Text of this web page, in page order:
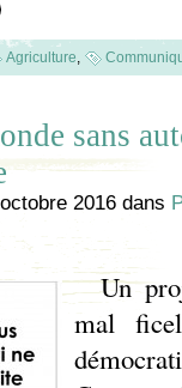
Agriculture,
sans
2016 dans
Un
mal